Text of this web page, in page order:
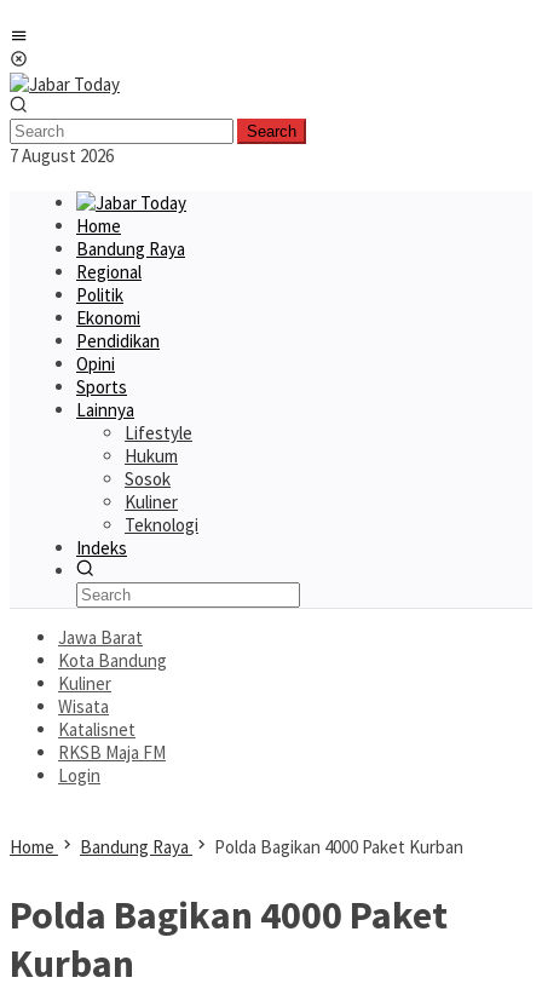
to
content
Search
7 August 2026
Home
Bandung Raya
Regional
Politik
Ekonomi
Pendidikan
Opini
Sports
Lainnya
Lifestyle
Hukum
Sosok
Kuliner
Teknologi
Indeks
Jawa Barat
Kota Bandung
Kuliner
Wisata
Katalisnet
RKSB Maja FM
Login
Home Bandung Raya Polda Bagikan 4000 Paket Kurban
Polda Bagikan 4000 Paket
Kurban